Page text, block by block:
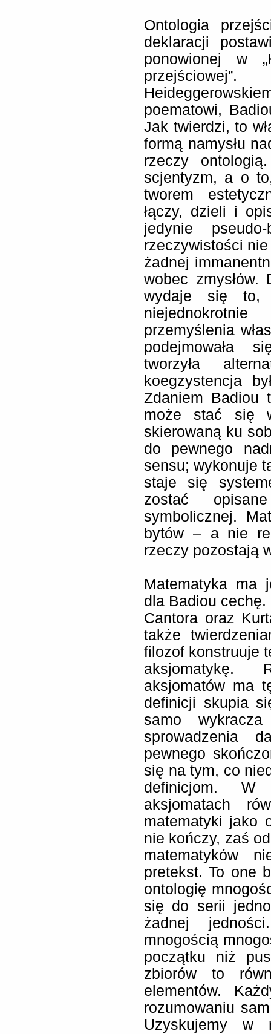
Ontologia
deklaracji
ponowionej w
poematowi,
Jak twierdzi, to
formą namysłu
rzeczy
scjentyzm, a o
tworem
łączy, dzieli i
jedynie
rzeczywistości
żadnej
wobec
wydaje się to,
przemyślenia
podejmowała
tworzyła
koegzystencja
Zdaniem Badiou
może stać się
skierowaną ku
do pewnego
sensu; wykonuje
staje się
zostać
symbolicznej.
bytów – a nie
rzeczy pozostają
Matematyka ma
dla Badiou cechę.
Cantora oraz
także
filozof konstruuje
aksjomatykę.
aksjomatów ma
definicji skupia
samo
sprowadzenia
pewnego
się na tym, co
definicjom. W
aksjomatach
matematyki jako
nie kończy, zaś
matematyków
pretekst. To one
ontologię
się do serii
żadnej
mnogością
początku niż
zbiorów to
elementów.
rozumowaniu
Uzyskujemy w